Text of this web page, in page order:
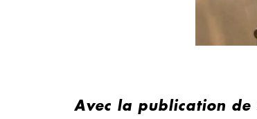
Avec la publication de